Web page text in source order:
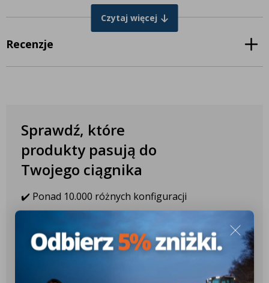
Głębokość: 19 mm
Czytaj więcej
Recenzje
Sprawdź, które
produkty pasują do
Twojego ciągnika
✔️ Ponad 10.000 różnych konfiguracji
ciągników